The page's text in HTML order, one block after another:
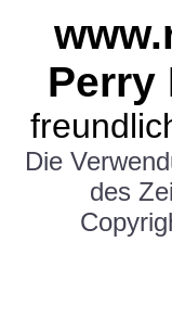
Perry
Die
des